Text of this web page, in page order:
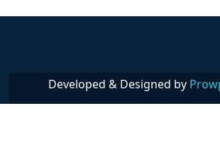
Developed & Designed by